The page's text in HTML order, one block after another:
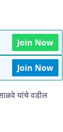
Join Now
Join Now
यांचे वडील